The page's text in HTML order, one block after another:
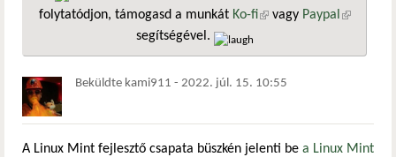
folytatódjon, támogasd a munkát Ko-fi(külső hivatkozás)
vagy Paypal
segítségével.
Beküldte kami911 - 2022. júl. 15. 10:55
A Linux Mint fejlesztő csapata büszkén jelenti be a Linux Mint